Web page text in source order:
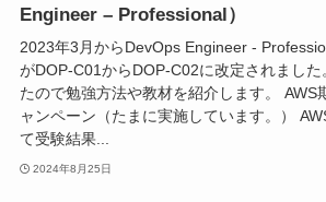
Engineer – Professional）
2023年3月からDevOps Engineer -
がDOP-C01からDOP-C02に改定されました
たので勉強方法や教材を紹介します。 AWS
ャンペーン（たまに実施しています。）
て受験結果...
2024年8月25日